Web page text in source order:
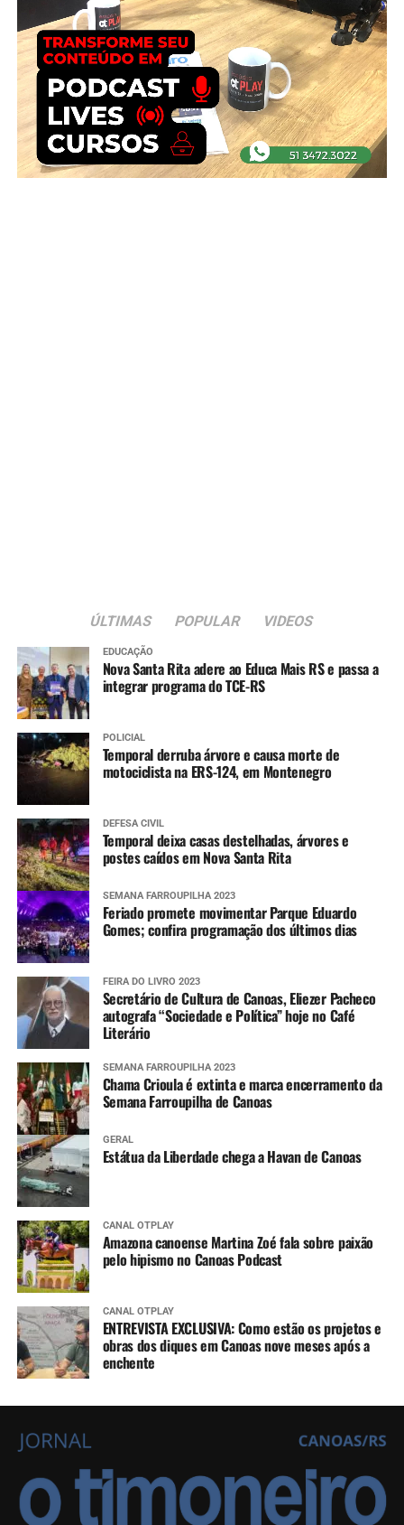
ÚLTIMAS POPULAR VIDEOS
EDUCAÇÃO
Nova Santa Rita adere ao Educa Mais RS e passa a
integrar programa do TCE-RS
POLICIAL
Temporal derruba árvore e causa morte de
motociclista na ERS-124, em Montenegro
DEFESA CIVIL
Temporal deixa casas destelhadas, árvores e
postes caídos em Nova Santa Rita
SEMANA FARROUPILHA 2023
Feriado promete movimentar Parque Eduardo
Gomes; confira programação dos últimos dias
FEIRA DO LIVRO 2023
Secretário de Cultura de Canoas, Eliezer Pacheco
autografa “Sociedade e Política” hoje no Café
Literário
SEMANA FARROUPILHA 2023
Chama Crioula é extinta e marca encerramento da
Semana Farroupilha de Canoas
GERAL
Estátua da Liberdade chega a Havan de Canoas
CANAL OTPLAY
Amazona canoense Martina Zoé fala sobre paixão
pelo hipismo no Canoas Podcast
CANAL OTPLAY
ENTREVISTA EXCLUSIVA: Como estão os projetos e
obras dos diques em Canoas nove meses após a
enchente